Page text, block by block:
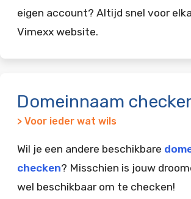
eigen account? Altijd snel voor
Vimexx website.
Domeinnaam
> Voor ieder wat wils
Wil je een andere beschikbare
checken? Misschien is jouw
wel beschikbaar om te checken!